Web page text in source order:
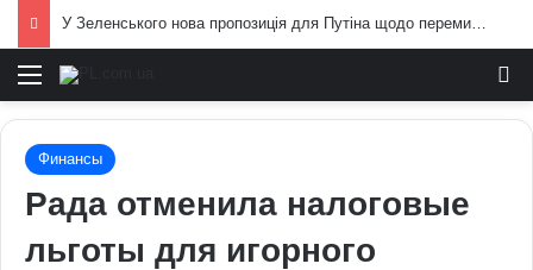
У Зеленського нова пропозиція для Путіна щодо перемир’я: подробиці
Меню
Финансы
Рада отменила налоговые
льготы для игорного